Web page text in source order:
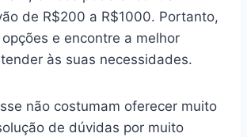
de R$200 a R$1000. Portanto,
e encontre a melhor
às suas necessidades.
não costumam oferecer muito
de dúvidas por muito